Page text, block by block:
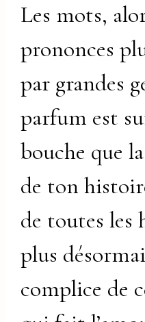
Les mots,
prononces
par grandes
parfum est
bouche que
de ton
de toutes les
plus
complice de